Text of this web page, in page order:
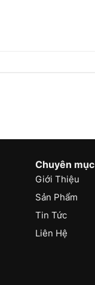
Chuyên mục
Giới Thiệu
Sản Phẩm
Tin Tức
Liên Hệ